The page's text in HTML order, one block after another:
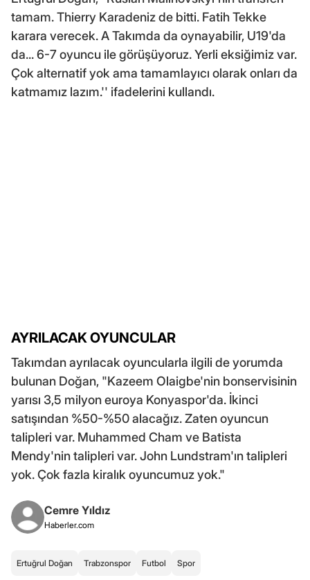
tamam. Thierry Karadeniz de bitti. Fatih Tekke
karara verecek. A Takımda da oynayabilir, U19'da
da... 6-7 oyuncu ile görüşüyoruz. Yerli eksiğimiz var.
Çok alternatif yok ama tamamlayıcı olarak onları da
katmamız lazım.'' ifadelerini kullandı.
AYRILACAK OYUNCULAR
Takımdan ayrılacak oyuncularla ilgili de yorumda
bulunan Doğan, "Kazeem Olaigbe'nin bonservisinin
yarısı 3,5 milyon euroya Konyaspor'da. İkinci
satışından %50-%50 alacağız. Zaten oyuncun
talipleri var. Muhammed Cham ve Batista
Mendy'nin talipleri var. John Lundstram'ın talipleri
yok. Çok fazla kiralık oyuncumuz yok."
Cemre Yıldız
Haberler.com
Ertuğrul Doğan Trabzonspor Futbol Spor